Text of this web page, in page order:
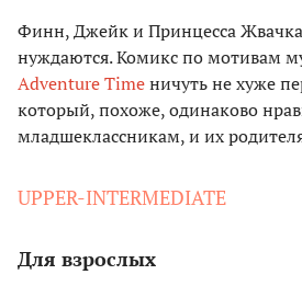
Финн, Джейк и Принцесса
нуждаются. Комикс по мотивам
Adventure Timeничуть не хуже
который, похоже, одинаково
младшеклассникам, и их
UPPER-INTERMEDIATE
Для взрослых